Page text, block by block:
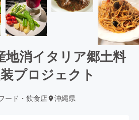
地消イタリア郷土料
プロジェクト
ード・飲食店 沖縄県